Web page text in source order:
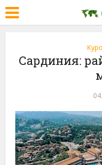
Сардиния: